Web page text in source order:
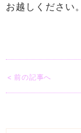
お越しください。
< 前の記事へ